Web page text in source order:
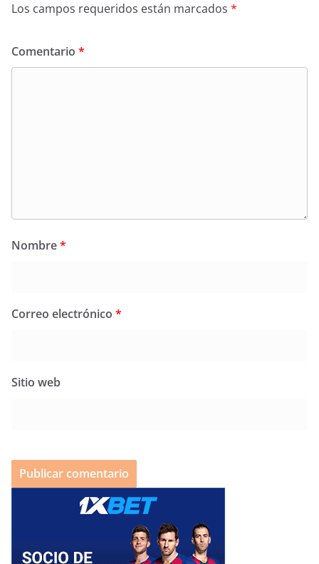
Los campos requeridos están marcados *
Comentario *
Nombre*
Correo electrónico *
Sitio web